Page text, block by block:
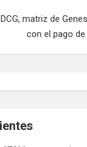
matriz de
con el pago